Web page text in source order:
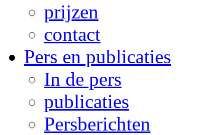
prijzen
contact
Pers en publicaties
In de pers
publicaties
Persberichten